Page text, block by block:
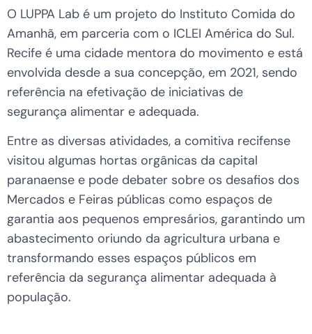
O LUPPA Lab é um projeto do Instituto Comida do
Amanhã, em parceria com o ICLEI América do Sul.
Recife é uma cidade mentora do movimento e está
envolvida desde a sua concepção, em 2021, sendo
referência na efetivação de iniciativas de
segurança alimentar e adequada.
Entre as diversas atividades, a comitiva recifense
visitou algumas hortas orgânicas da capital
paranaense e pode debater sobre os desafios dos
Mercados e Feiras públicas como espaços de
garantia aos pequenos empresários, garantindo um
abastecimento oriundo da agricultura urbana e
transformando esses espaços públicos em
referência da segurança alimentar adequada à
população.